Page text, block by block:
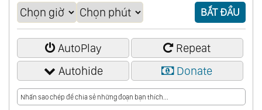
BẮT ĐẦU
AutoPlay
Repeat
Autohide
Donate